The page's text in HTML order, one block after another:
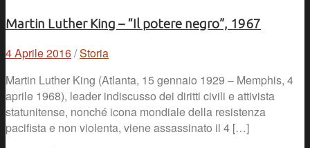
Martin Luther King – “Il potere negro”, 1967
4 Aprile 2016/Storia
Martin Luther King (Atlanta, 15 gennaio 1929 – Memphis, 4
aprile 1968), leader indiscusso dei diritti civili e attivista
statunitense, nonché icona mondiale della resistenza
pacifista e non violenta, viene assassinato il 4 […]